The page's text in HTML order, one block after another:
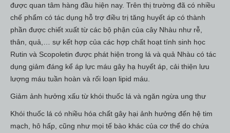
được quan tâm hàng đầu hiện nay. Trên thị trường đã có nhiều
chế phẩm có tác dụng hỗ trợ điều trị tăng huyết áp có thành
phần được chiết xuất từ các bộ phận của cây Nhàu như rễ,
thân, quả,… sự kết hợp của các hợp chất hoạt tính sinh học
Rutin và Scopoletin được phát hiện trong lá và quả Nhàu có tác
dụng giảm đáng kể áp lực máu gây hạ huyết áp, cải thiện lưu
lượng máu tuần hoàn và rối loạn lipid máu.
Giảm ảnh hưởng xấu từ khói thuốc lá và ngăn ngừa ung thư
Khói thuốc lá có nhiều hóa chất gây hại ảnh hưởng đến hệ tim
mạch, hô hấp, cũng như mọi tế bào khác của cơ thể do chứa